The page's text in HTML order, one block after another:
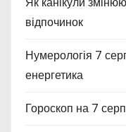
відпочинок
Нумерологія 7
енергетика
Гороскоп на 7